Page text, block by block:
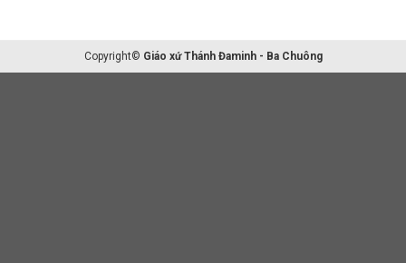
Copyright© Giáo xứ Thánh Đaminh - Ba Chuông